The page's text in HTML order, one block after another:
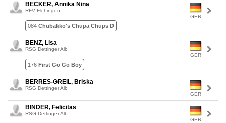
GER
BECKER, Annika Nina
RFV Elchingen
084 Chubakko's Chupa Chups D
GER
BENZ, Lisa
RSG Dettinger Alb
176 First Go Go Boy
GER
BERRES-GREIL, Briska
RSG Dettinger Alb
GER
BINDER, Felicitas
RSG Dettinger Alb